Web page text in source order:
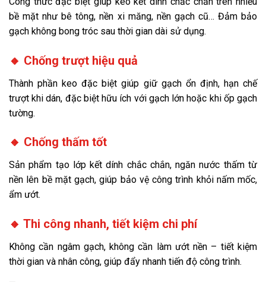
bề mặt như bê tông, nền xi măng, nền gạch cũ… Đảm bảo
gạch không bong tróc sau thời gian dài sử dụng.
🔸 Chống trượt hiệu quả
Thành phần keo đặc biệt giúp giữ gạch ổn định, hạn chế
trượt khi dán, đặc biệt hữu ích với gạch lớn hoặc khi ốp gạch
tường.
🔸 Chống thấm tốt
Sản phẩm tạo lớp kết dính chắc chắn, ngăn nước thấm từ
nền lên bề mặt gạch, giúp bảo vệ công trình khỏi nấm mốc,
ẩm ướt.
🔸 Thi công nhanh, tiết kiệm chi phí
Không cần ngâm gạch, không cần làm ướt nền – tiết kiệm
thời gian và nhân công, giúp đẩy nhanh tiến độ công trình.